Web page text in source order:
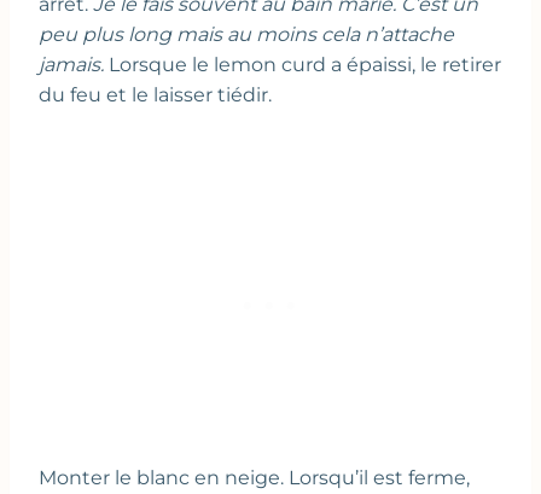
peu plus long mais au moins cela n’attache
jamais. Lorsque le lemon curd a épaissi, le retirer
du feu et le laisser tiédir.
Monter le blanc en neige. Lorsqu’il est ferme,